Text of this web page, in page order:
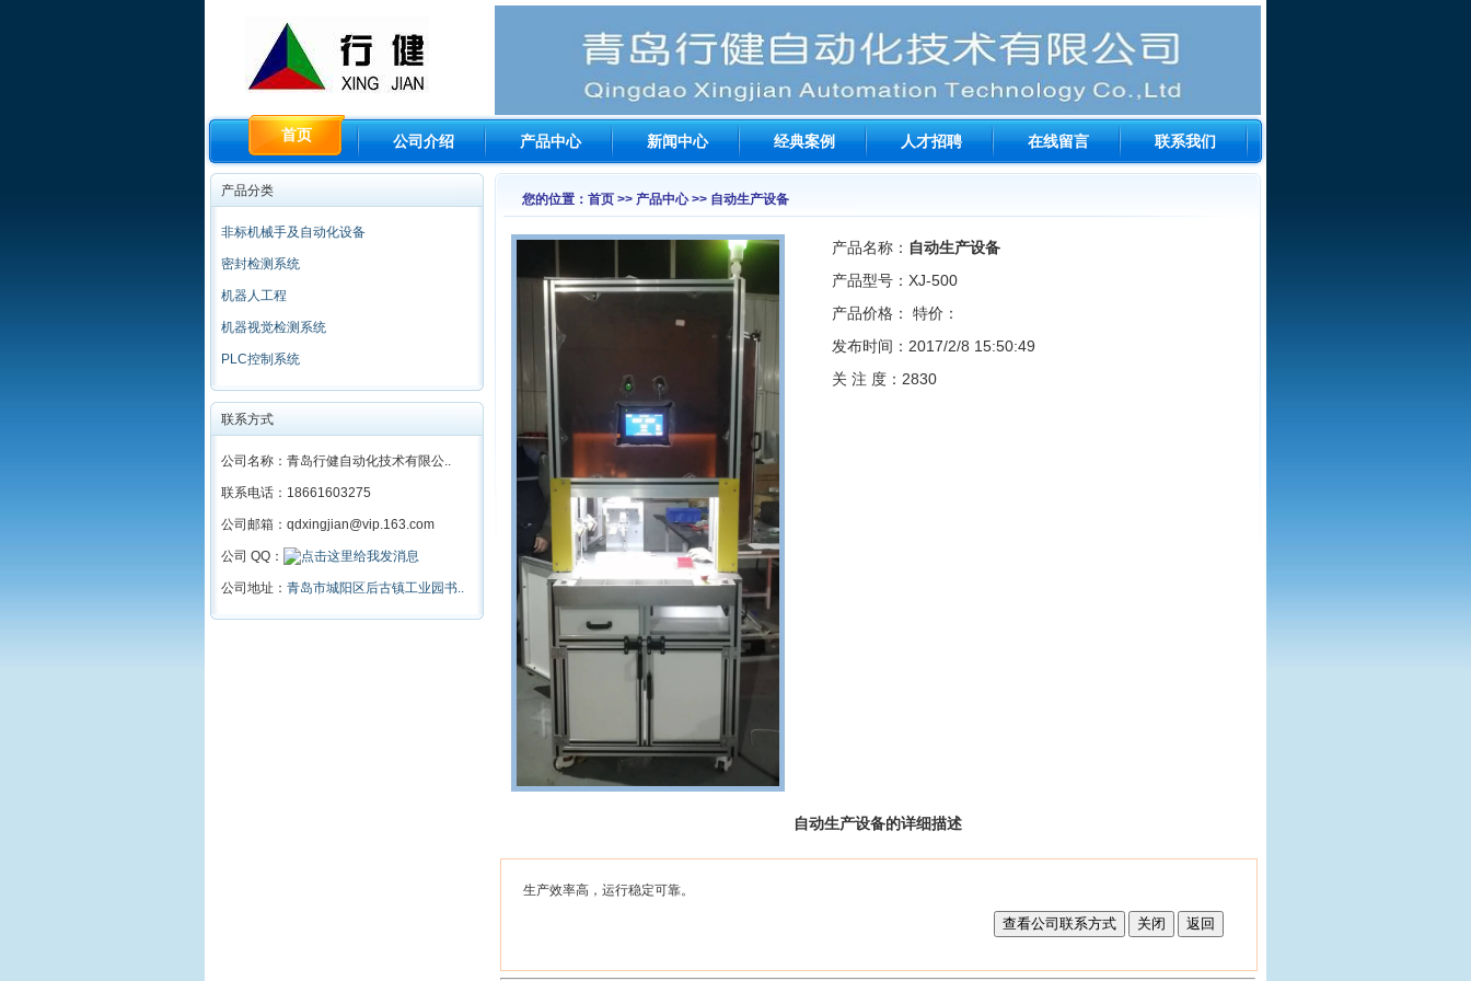
首页 公司介绍 产品中心 新闻中心 经典案例 人才招聘 在线留言 联系我们
产品分类
非标机械手及自动化设备
密封检测系统
机器人工程
机器视觉检测系统
PLC控制系统
联系方式
公司名称：青岛行健自动化技术有限公..
联系电话：18661603275
公司邮箱：qdxingjian@vip.163.com
公司 QQ：
公司地址： 青岛市城阳区后古镇工业园书..
您的位置：首页 >> 产品中心 >> 自动生产设备
产品名称： 自动生产设备
产品型号：XJ-500
产品价格：
特价：
发布时间：2017/2/8 15:50:49
关 注 度：2830
自动生产设备的详细描述
生产效率高，运行稳定可靠。